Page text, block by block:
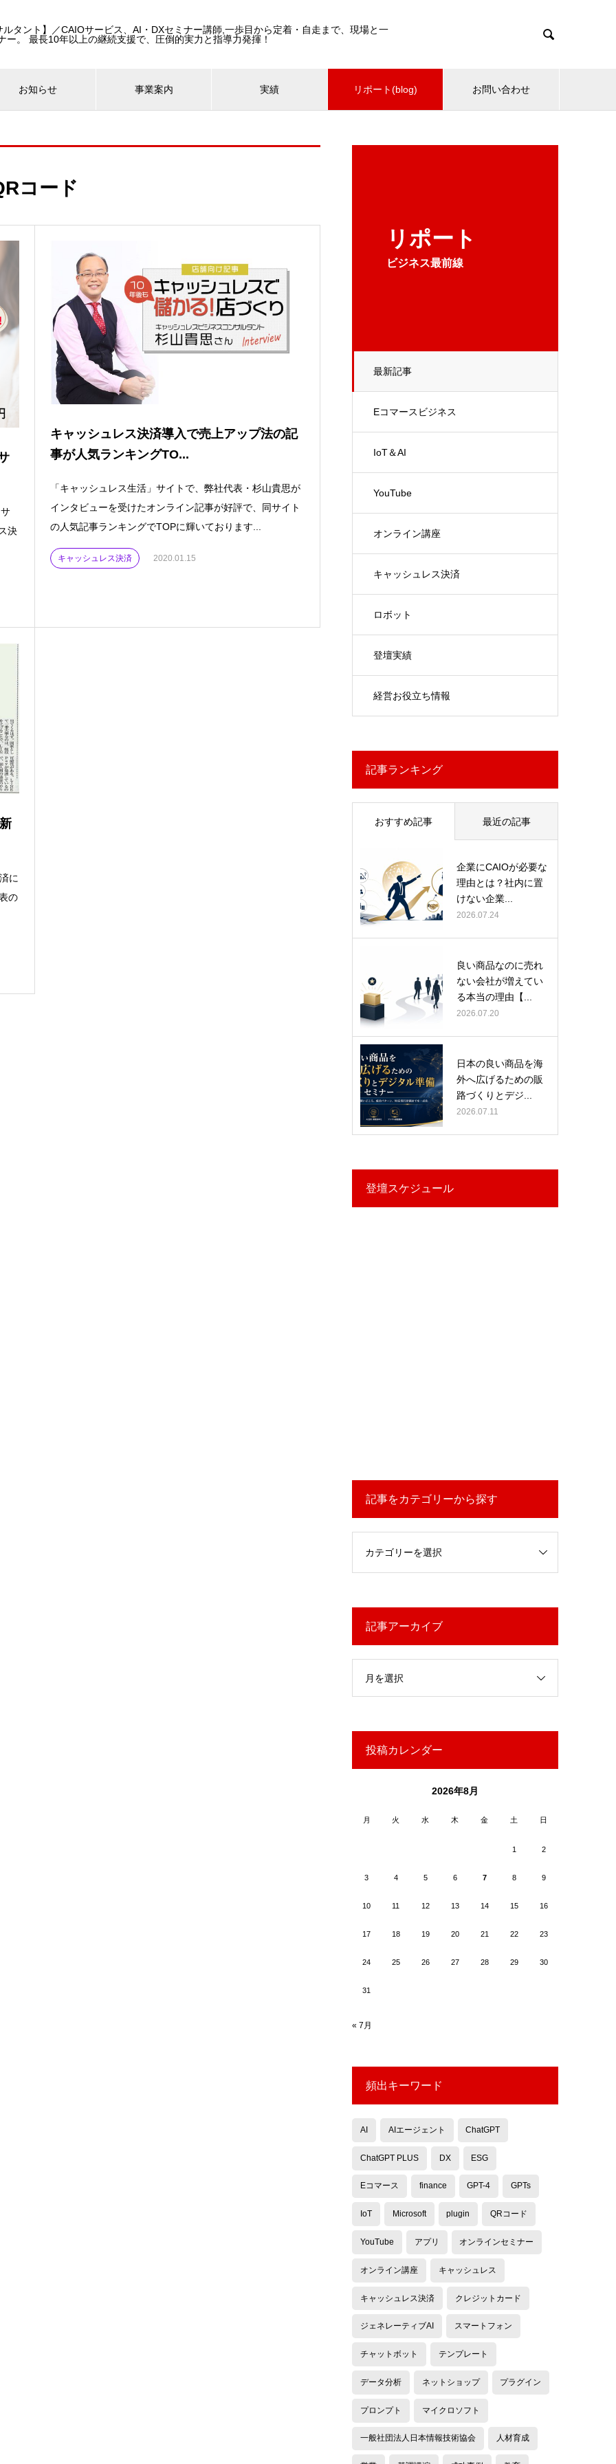
タント】／CAIOサービス、AI・DXセミナー講師,一歩目から定着・自走まで、現場と一
ー。 最長10年以上の継続支援で、圧倒的実力と指導力発揮！

お知らせ 事業案内 実績 リポート(blog) お問い合わせ
リポート
ビジネス最前線
最新記事
Eコマースビジネス
IoT＆AI
YouTube
オンライン講座
キャッシュレス決済
ロボット
登壇実績
経営お役立ち情報
コード
決
キャッシュレス決済導入で売上アップ法の記
事が人気ランキングTO...
「キャッシュレス生活」サイトで、弊社代表・杉山貴思が
インタビューを受けたオンライン記事が好評で、同サイト
の人気記事ランキングでTOPに輝いております...
キャッシュレス決済 2020.01.15
に
の
記事ランキング
おすすめ記事 最近の記事
企業にCAIOが必要な
理由とは？社内に置
けない企業...
2026.07.24
良い商品なのに売れ
ない会社が増えてい
る本当の理由【...
2026.07.20
日本の良い商品を海
外へ広げるための販
路づくりとデジ...
2026.07.11
登壇スケジュール
記事をカテゴリーから探す
記事アーカイブ
月を選択
投稿カレンダー
2026年8月
月 火 水 木 金 土 日
1 2
3 4 5 6 7 8 9
10 11 12 13 14 15 16
17 18 19 20 21 22 23
24 25 26 27 28 29 30
31
« 7月
頻出キーワード
AI AIエージェント ChatGPT
ChatGPT PLUS DX ESG
Eコマース finance GPT-4 GPTs
IoT Microsoft plugin QRコード
YouTube アプリ オンラインセミナー
オンライン講座 キャッシュレス
キャッシュレス決済 クレジットカード
ジェネレーティブAI スマートフォン
チャットボット テンプレート
データ分析 ネットショップ プラグイン
プロンプト マイクロソフト
一般社団法人日本情報技術協会 人材育成